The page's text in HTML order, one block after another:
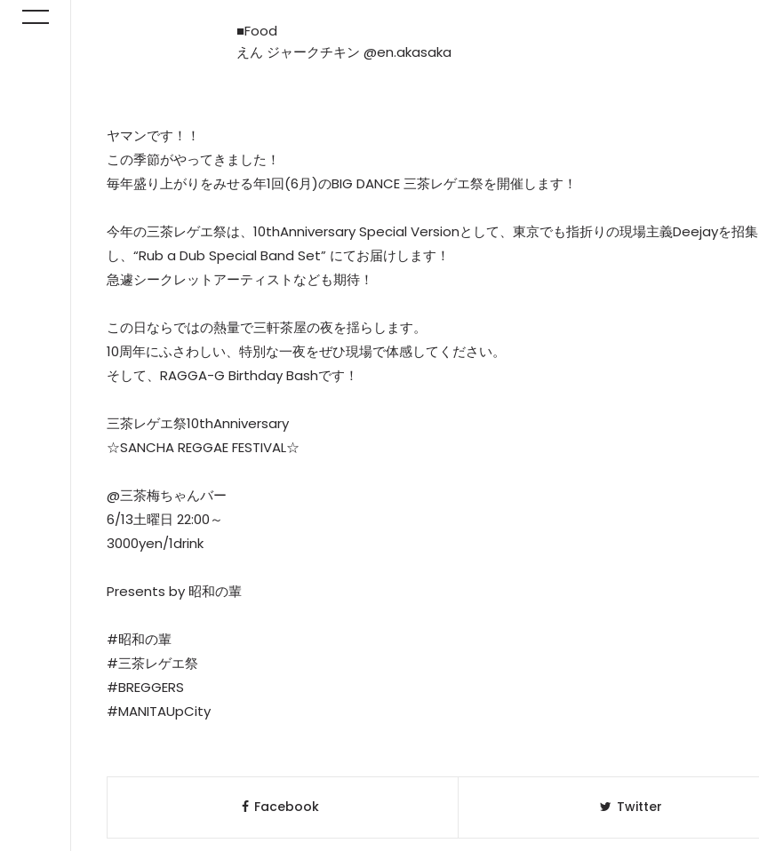
■Food
えん ジャークチキン @en.akasaka
ヤマンです！！
この季節がやってきました！
毎年盛り上がりをみせる年1回(6月)のBIG DANCE 三茶レゲエ祭を開催します！
今年の三茶レゲエ祭は、10thAnniversary Special Versionとして、東京でも指折りの現場主義Deejayを招集
し、“Rub a Dub Special Band Set” にてお届けします！
急遽シークレットアーティストなども期待！
この日ならではの熱量で三軒茶屋の夜を揺らします。
10周年にふさわしい、特別な一夜をぜひ現場で体感してください。
そして、RAGGA-G Birthday Bashです！
三茶レゲエ祭10thAnniversary
☆SANCHA REGGAE FESTIVAL☆
@三茶梅ちゃんバー
6/13土曜日 22:00～
3000yen/1drink
Presents by 昭和の輩
#昭和の輩
#三茶レゲエ祭
#BREGGERS
#MANITAUpCity
Facebook Twitter